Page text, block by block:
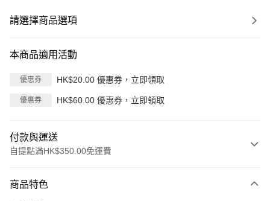
請選擇商品選項
本商品適用活動
優惠券 HK$20.00 優惠券，立即領取
優惠券 HK$60.00 優惠券，立即領取
付款與運送
自提點滿HK$350.00免運費
信用卡
商品特色